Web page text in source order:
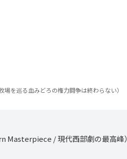
を巡る血みどろの権力闘争は終わらない）
Masterpiece / 現代西部劇の最高峰）